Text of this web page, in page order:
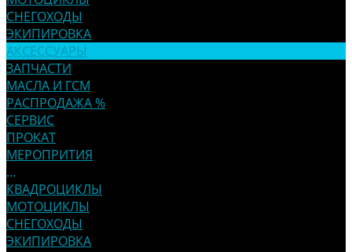
СНЕГОХОДЫ
ЭКИПИРОВКА
АКСЕССУАРЫ
ЗАПЧАСТИ
МАСЛА И ГСМ
РАСПРОДАЖА %
СЕРВИС
ПРОКАТ
МЕРОПРИТИЯ
...
КВАДРОЦИКЛЫ
МОТОЦИКЛЫ
СНЕГОХОДЫ
ЭКИПИРОВКА